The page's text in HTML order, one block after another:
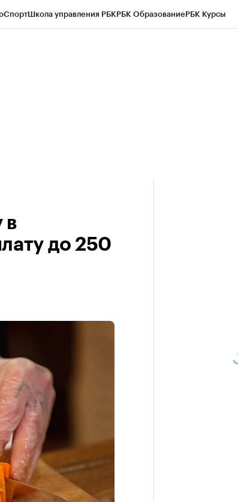
СпортШкола управления РБКРБК ОбразованиеРБК Курсы
в
до 250